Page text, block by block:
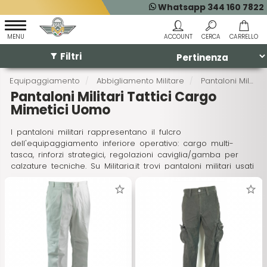
Whatsapp 344 160 7822
Equipaggiamento Abbigliamento Militare Pantaloni Militari
Pantaloni Militari Tattici Cargo
Mimetici Uomo
I pantaloni militari rappresentano il fulcro
dell'equipaggiamento inferiore operativo: cargo multi-
tasca, rinforzi strategici, regolazioni caviglia/gamba per
calzature tecniche. Su Militaria.it trovi pantaloni militari usati
surplus, pantaloni militari vintage, pantaloni militari
americani USAF, pantaloni militari mimetici woodland/desert
e pantaloni militari tedeschi flecktarn.
Realizzati in nylon/cotone ripstop 50/50 o poliestere 1000D,
resistono abrasioni estreme e mantengono forma dopo
200+ lavaggi. Taglio ergonomico zero-restrizioni per squat
profondi e corsa ostacoli.
Filtri